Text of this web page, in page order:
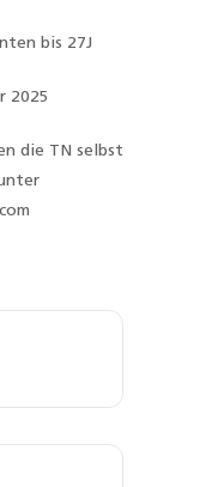
bis 27J
2025
die TN selbst